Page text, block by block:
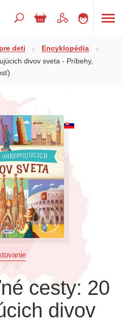
kategórie
deti
Encyklopédia
divov sveta - Príbehy,
cesty: 20
divov